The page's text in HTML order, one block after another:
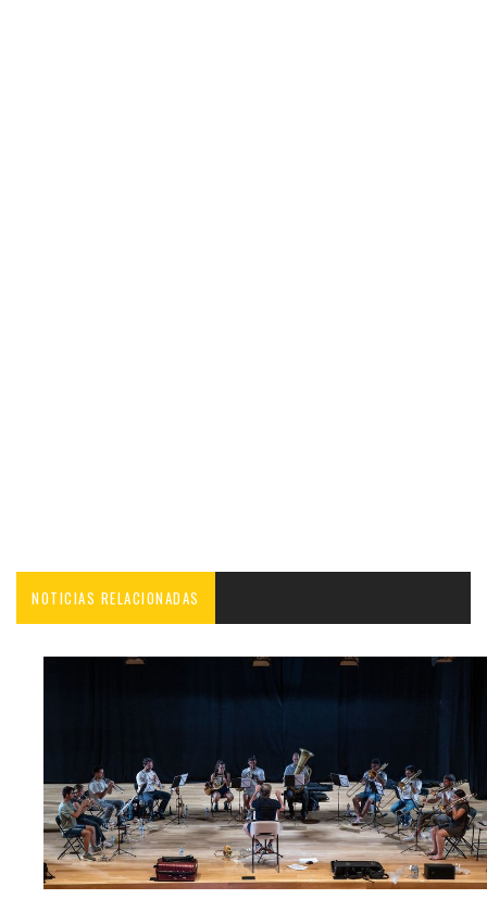
NOTICIAS RELACIONADAS